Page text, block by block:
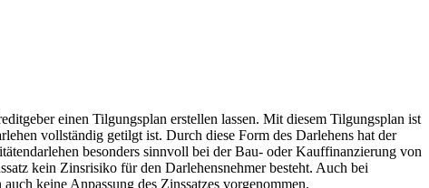
einen Tilgungsplan erstellen lassen. Mit diesem Tilgungsplan ist
vollständig getilgt ist. Durch diese Form des Darlehens hat der
besonders sinnvoll bei der Bau- oder Kauffinanzierung von
kein Zinsrisiko für den Darlehensnehmer besteht. Auch bei
keine Anpassung des Zinssatzes vorgenommen.